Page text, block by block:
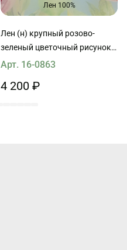
Лен 100%
Лен (н) крупный розово-
зеленый цветочный рисунок
на голубом
Арт. 16-0863
4 200 ₽